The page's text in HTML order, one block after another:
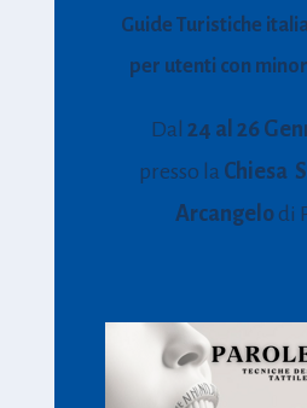
Guide Turistiche
per utenti con
Dal 24 al 26
presso la Chiesa
Arcangelodi